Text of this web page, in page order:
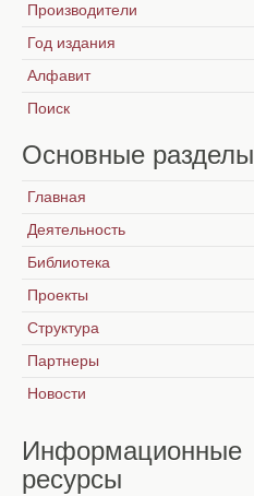
Производители
Год издания
Алфавит
Поиск
Основные разделы
Главная
Деятельность
Библиотека
Проекты
Структура
Партнеры
Новости
Информационные
ресурсы